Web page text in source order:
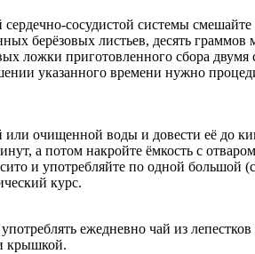
сосудистой системы
берёзовых листьев, десять
ложки приготовленного сбора
указанного времени нужно
очищенной воды и довести её до
а потом накройте ёмкость с
и употребляйте по одной большой
курс.
ежедневно чай из
крышкой.